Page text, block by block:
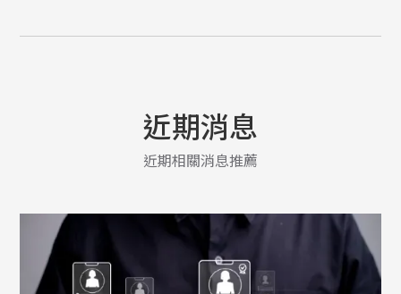
近期消息
近期相關消息推薦